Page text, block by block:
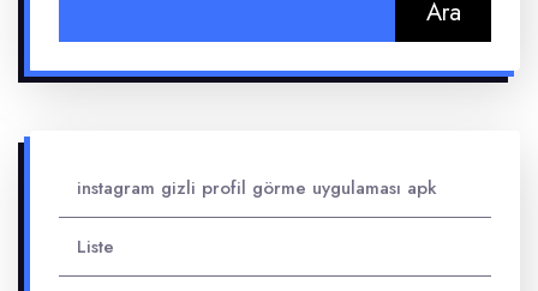
instagram gizli profil görme uygulaması apk
Liste